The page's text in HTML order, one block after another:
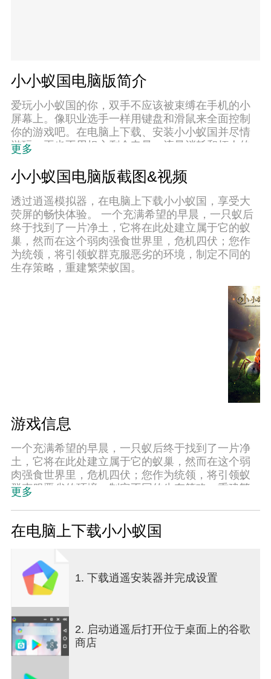
小小蚁国电脑版简介
爱玩小小蚁国的你，双手不应该被束缚在手机的小
屏幕上。像职业选手一样用键盘和滑鼠来全面控制
你的游戏吧。在电脑上下载、安装小小蚁国并尽情
游玩。再也不用担心剩余电量、流量消耗和烦人的
国的好选择！我们用心准备，完美的按键映射系统
让小小蚁国宛如电脑游戏；
更多
小小蚁国电脑版截图&视频
透过逍遥模拟器，在电脑上下载小小蚁国，享受大
荧屏的畅快体验。 一个充满希望的早晨，一只蚁后
终于找到了一片净土，它将在此处建立属于它的蚁
巢，然而在这个弱肉强食世界里，危机四伏；您作
为统领，将引领蚁群克服恶劣的环境，制定不同的
生存策略，重建繁荣蚁国。
游戏信息
一个充满希望的早晨，一只蚁后终于找到了一片净
土，它将在此处建立属于它的蚁巢，然而在这个弱
肉强食世界里，危机四伏；您作为统领，将引领蚁
群克服恶劣的环境，制定不同的生存策略，重建繁
【一切为了生存】
危机来临，蚁群面临着生存危机，我们必须确保有
作为统领，你的首要职责就是建设蚁巢，保护蚁
后，与危机抗衡。
【重建我们的蚁巢】
生存下来只是是第一步，必须扩大你的巢穴。蚁道
是各个巢穴之间最重要的链接。
位置规划是蚁巢发展的重要策略，是时候展现你的
更多
在电脑上下载小小蚁国
1. 下载逍遥安装器并完成设置
2. 启动逍遥后打开位于桌面上的谷歌
商店